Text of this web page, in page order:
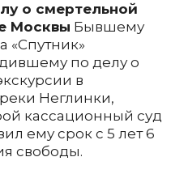
о смертельной
Москвы Бывшему
«Спутник»
по делу о
в
Неглинки,
кассационный суд
ему срок с 5 лет 6
свободы.